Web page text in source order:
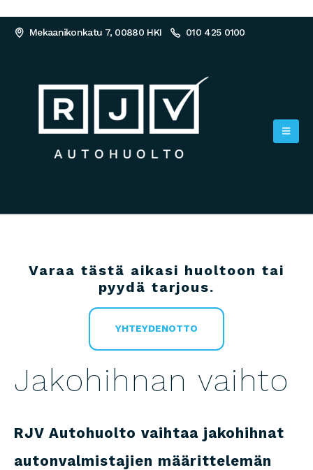
Mekaanikonkatu 7, 00880 HKI 010 425 0100
Varaa tästä aikasi huoltoon tai
pyydä tarjous.
YHTEYDENOTTO
Jakohihnan vaihto
RJV Autohuolto vaihtaa jakohihnat
autonvalmistajien määrittelemän